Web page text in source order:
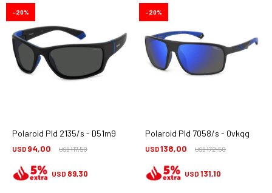
Polaroid Pld 2135/s - D51m9
USD 94,00 USD117,50
20
USD 89,30
Polaroid Pld 7058/s - 0vkqg
USD138,00 USD172,50
20
USD 131,10